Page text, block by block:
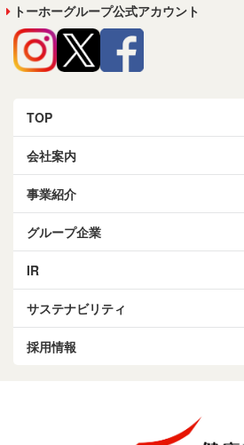
トーホーグループ公式アカウント
TOP
会社案内
事業紹介
グループ企業
IR
サステナビリティ
採用情報